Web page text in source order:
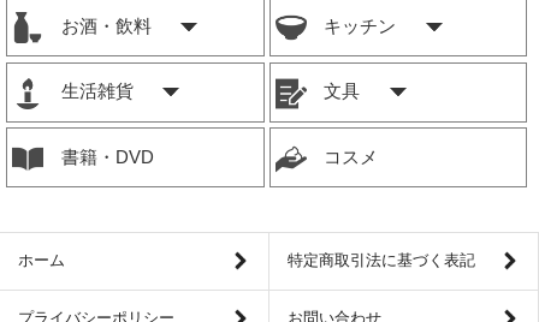
お酒・飲料 キッチン
生活雑貨 文具
書籍・DVD コスメ
ホーム 特定商取引法に基づく表記
プライバシーポリシー お問い合わせ